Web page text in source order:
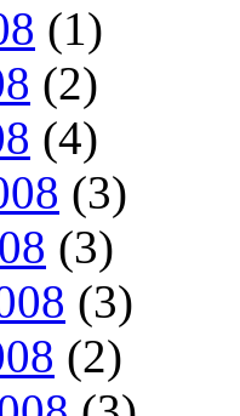
(1)
(2)
(4)
(3)
(3)
(3)
(2)